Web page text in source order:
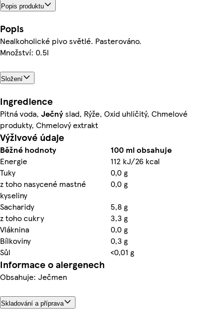
Popis produktu
Popis
Nealkoholické pivo světlé. Pasterováno.
Množství: 0.5l
Složení
Ingredience
Pitná voda, Ječnýslad, Rýže, Oxid uhličitý, Chmelové
produkty, Chmelový extrakt
Výživové údaje
Běžné hodnoty
100 ml obsahuje
Energie
112 kJ/26 kcal
Tuky
0,0 g
z toho nasycené mastné
kyseliny
0,0 g
Sacharidy
5,8 g
z toho cukry
3,3 g
Vláknina
0,0 g
Bílkoviny
0,3 g
Sůl
<0,01 g
Informace o alergenech
Obsahuje: Ječmen
Skladování a příprava